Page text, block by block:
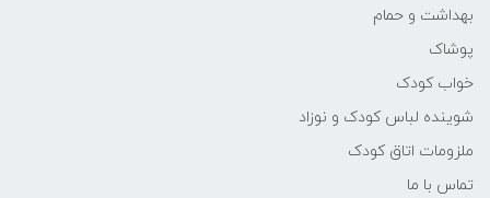
بهداشت و حمام
پوشاک
خواب کودک
شوینده لباس کودک و نوزاد
ملزومات اتاق کودک
تماس با ما